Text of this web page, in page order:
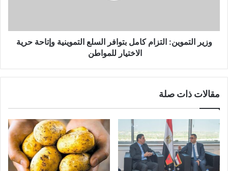
وزير التموين: التزام كامل بتوافر السلع التموينية وإتاحة حرية
الاختيار للمواطن
مقالات ذات صلة